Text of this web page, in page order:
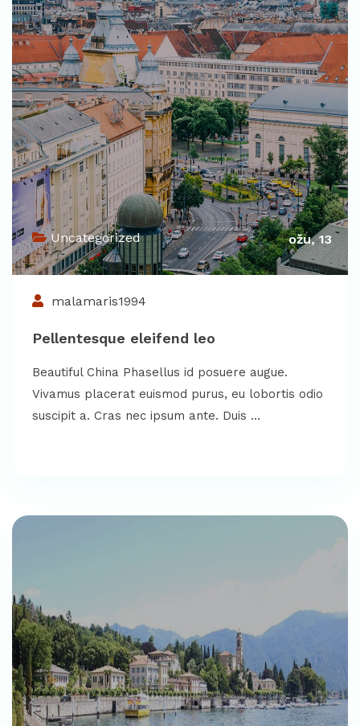
Uncategorized ožu, 13
malamaris1994
Pellentesque eleifend leo
Beautiful China Phasellus id posuere augue.
Vivamus placerat euismod purus, eu lobortis odio
suscipit a. Cras nec ipsum ante. Duis …